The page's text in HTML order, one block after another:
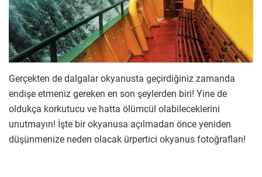
Gerçekten de dalgalar okyanusta geçirdiğiniz zamanda
endişe etmeniz gereken en son şeylerden biri! Yine de
oldukça korkutucu ve hatta ölümcül olabileceklerini
unutmayın! İşte bir okyanusa açılmadan önce yeniden
düşünmenize neden olacak ürpertici okyanus fotoğrafları!